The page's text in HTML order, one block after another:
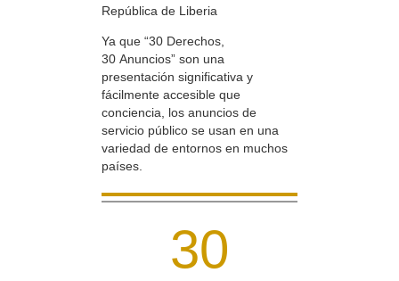
República de Liberia
Ya que “30 Derechos,
30 Anuncios” son una
presentación significativa y
fácilmente accesible que
conciencia, los anuncios de
servicio público se usan en una
variedad de entornos en muchos
países.
30